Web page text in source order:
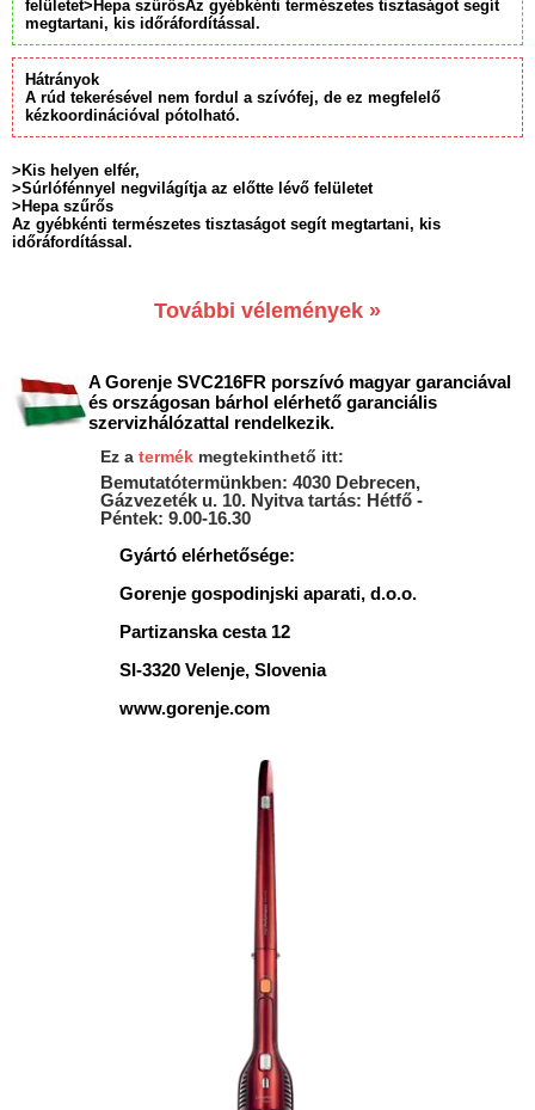
felületet>Hepa szűrősAz gyébkénti természetes tisztaságot segít
megtartani, kis időráfordítással.
Hátrányok
A rúd tekerésével nem fordul a szívófej, de ez megfelelő
kézkoordinációval pótolható.
>Kis helyen elfér,
>Súrlófénnyel negvilágítja az előtte lévő felületet
>Hepa szűrős
Az gyébkénti természetes tisztaságot segít megtartani, kis
időráfordítással.
További vélemények »
A Gorenje SVC216FR porszívó magyar garanciával
és országosan bárhol elérhető garanciális
szervizhálózattal rendelkezik.
Ez a termék megtekinthető itt:
Bemutatótermünkben: 4030 Debrecen,
Gázvezeték u. 10. Nyitva tartás: Hétfő -
Péntek: 9.00-16.30
Gyártó elérhetősége:
Gorenje gospodinjski aparati, d.o.o.
Partizanska cesta 12
SI-3320 Velenje, Slovenia
www.gorenje.com